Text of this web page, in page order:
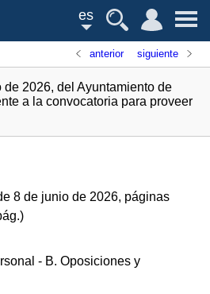
es
anterior siguiente
2026, del Ayuntamiento de
a la convocatoria para proveer
8 de junio de 2026, páginas
)
- B. Oposiciones y